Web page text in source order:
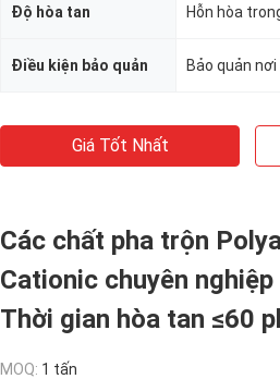
Độ hòa tan Hỗn hòa
Điều kiện bảo quản Bảo quản
Giá Tốt Nhất
Các chất pha trộn
Cationic chuyên
Thời gian hòa tan ≤60
MOQ: 1 tấn